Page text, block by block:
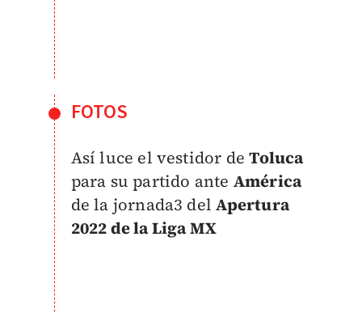
FOTOS
Así luce el vestidor deToluca
para su partido ante América
de la jornada3 delApertura
2022 de la Liga MX